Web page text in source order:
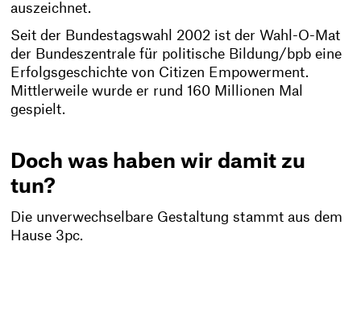
auszeichnet.
Seit der Bundestagswahl 2002 ist der Wahl-O-Mat
der Bundeszentrale für politische Bildung/bpb eine
Erfolgsgeschichte von Citizen Empowerment.
Mittlerweile wurde er rund 160 Millionen Mal
gespielt.
Doch was haben wir damit zu
tun?
Die unverwechselbare Gestaltung stammt aus dem
Hause 3pc.